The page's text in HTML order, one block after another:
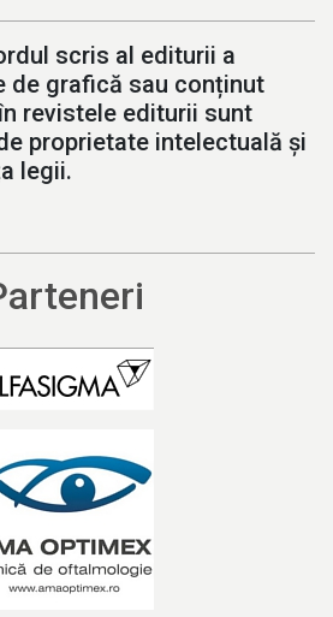
scris al editurii a
de grafică sau conținut
revistele editurii sunt
proprietate intelectuală și
legii.